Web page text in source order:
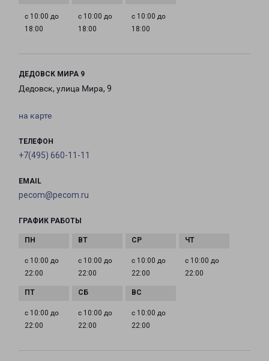
с 10:00 до
18:00
с 10:00 до
18:00
с 10:00 до
18:00
ДЕДОВСК МИРА 9
Дедовск, улица Мира, 9
на карте
ТЕЛЕФОН
+7(495) 660-11-11
EMAIL
pecom@pecom.ru
ГРАФИК РАБОТЫ
с 10:00 до
22:00
с 10:00 до
22:00
с 10:00 до
22:00
с 10:00 до
22:00
с 10:00 до
22:00
с 10:00 до
22:00
с 10:00 до
22:00